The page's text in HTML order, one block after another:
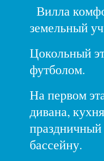
Вилла
земельный
Цокольный
футболом.
На первом
дивана,
праздничный
бассейну.